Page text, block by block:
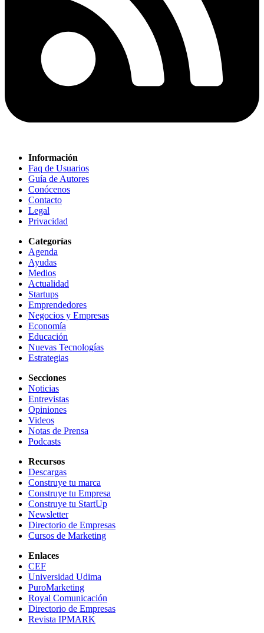
Información
Faq de Usuarios
Guía de Autores
Conócenos
Contacto
Legal
Privacidad
Categorías
Agenda
Ayudas
Medios
Actualidad
Startups
Emprendedores
Negocios y Empresas
Economía
Educación
Nuevas Tecnologías
Estrategias
Secciones
Noticias
Entrevistas
Opiniones
Videos
Notas de Prensa
Podcasts
Recursos
Descargas
Construye tu marca
Construye tu Empresa
Construye tu StartUp
Newsletter
Directorio de Empresas
Cursos de Marketing
Enlaces
CEF
Universidad Udima
PuroMarketing
Royal Comunicación
Directorio de Empresas
Revista IPMARK